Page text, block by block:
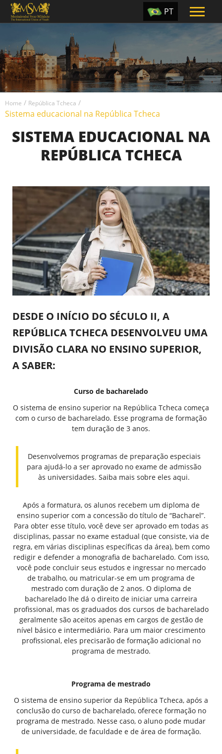
TR
PT
UA
Home / República Tcheca /
Sistema educacional na República Tcheca
SISTEMA EDUCACIONAL NA
REPÚBLICA TCHECA
DESDE O INÍCIO DO SÉCULO II, A
REPÚBLICA TCHECA DESENVOLVEU UMA
DIVISÃO CLARA NO ENSINO SUPERIOR,
A SABER:
Curso de bacharelado
O sistema de ensino superior na República Tcheca começa
com o curso de bacharelado. Esse programa de formação
tem duração de 3 anos.
Desenvolvemos programas de preparação especiais
para ajudá-lo a ser aprovado no exame de admissão
às universidades. Saiba mais sobre eles aqui.
Após a formatura, os alunos recebem um diploma de
ensino superior com a concessão do título de “Bacharel”.
Para obter esse título, você deve ser aprovado em todas as
disciplinas, passar no exame estadual (que consiste, via de
regra, em várias disciplinas específicas da área), bem como
redigir e defender a monografia de bacharelado. Com isso,
você pode concluir seus estudos e ingressar no mercado
de trabalho, ou matricular-se em um programa de
mestrado com duração de 2 anos. O diploma de
bacharelado lhe dá o direito de iniciar uma carreira
profissional, mas os graduados dos cursos de bacharelado
geralmente são aceitos apenas em cargos de gestão de
nível básico e intermediário. Para um maior crescimento
profissional, eles precisarão de formação adicional no
programa de mestrado.
Programa de mestrado
O sistema de ensino superior da República Tcheca, após a
conclusão do curso de bacharelado, oferece formação no
programa de mestrado. Nesse caso, o aluno pode mudar
de universidade, de faculdade e de área de formação.